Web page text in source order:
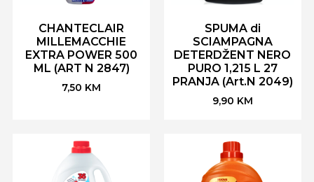
CHANTECLAIR
MILLEMACCHIE
EXTRA POWER 500
ML (ART N 2847)
7,50 KM
SPUMA di
SCIAMPAGNA
DETERDŽENT NERO
PURO 1,215 L 27
PRANJA (Art.N 2049)
9,90 KM